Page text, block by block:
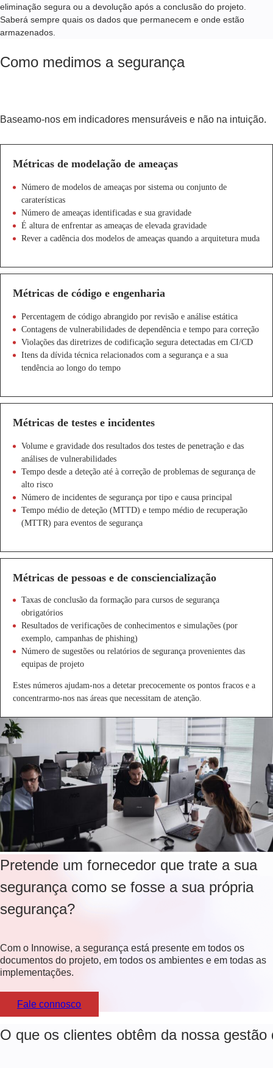
eliminação segura ou a devolução após a conclusão do projeto.
Saberá sempre quais os dados que permanecem e onde estão
armazenados.
Como medimos a segurança
Baseamo-nos em indicadores mensuráveis e não na intuição.
Métricas de modelação de ameaças
Número de modelos de ameaças por sistema ou conjunto de
caraterísticas
Número de ameaças identificadas e sua gravidade
É altura de enfrentar as ameaças de elevada gravidade
Rever a cadência dos modelos de ameaças quando a arquitetura muda
Métricas de código e engenharia
Percentagem de código abrangido por revisão e análise estática
Contagens de vulnerabilidades de dependência e tempo para correção
Violações das diretrizes de codificação segura detectadas em CI/CD
Itens da dívida técnica relacionados com a segurança e a sua
tendência ao longo do tempo
Métricas de testes e incidentes
Volume e gravidade dos resultados dos testes de penetração e das
análises de vulnerabilidades
Tempo desde a deteção até à correção de problemas de segurança de
alto risco
Número de incidentes de segurança por tipo e causa principal
Tempo médio de deteção (MTTD) e tempo médio de recuperação
(MTTR) para eventos de segurança
Métricas de pessoas e de consciencialização
Taxas de conclusão da formação para cursos de segurança
obrigatórios
Resultados de verificações de conhecimentos e simulações (por
exemplo, campanhas de phishing)
Número de sugestões ou relatórios de segurança provenientes das
equipas de projeto
Estes números ajudam-nos a detetar precocemente os pontos fracos e a
concentrarmo-nos nas áreas que necessitam de atenção.
Pretende um fornecedor que trate a sua
segurança como se fosse a sua própria
segurança?
Com o Innowise, a segurança está presente em todos os
documentos do projeto, em todos os ambientes e em todas as
implementações.
Fale connosco
O que os clientes obtêm da nossa gestão